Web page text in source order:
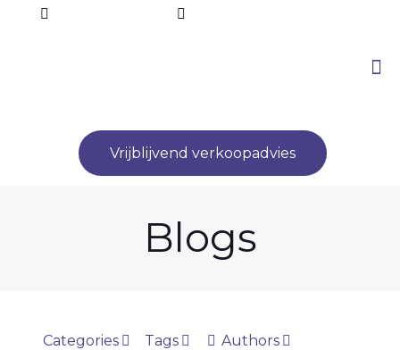
Vrijblijvend verkoopadvies
Blogs
Categories Tags
Authors